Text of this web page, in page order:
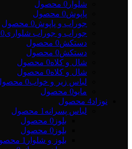
شلوار 0 محصول
پاپوش0 محصول
جوراب و پاپوش0 محصول
جوراب و جوراب شلواری0 محصول
دستکش0 محصول
دستکش0 محصول
شال و کلاه0 محصول
شال و کلاه0 محصول
لباس زیر و خواب0 محصول
مایو0 محصول
نوزاد4 محصول
لباس پسرانه 1 محصول
بلوز 0 محصول
بلوز 0 محصول
بلوز و شلوار 1 محصول